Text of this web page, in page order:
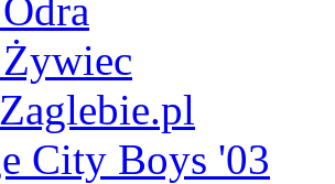
City Boys '03